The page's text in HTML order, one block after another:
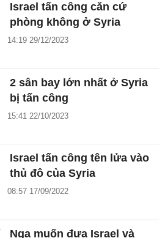
Israel tấn công căn cứ
phòng không ở Syria
14:19 29/12/2023
2 sân bay lớn nhất ở Syria
bị tấn công
15:41 22/10/2023
Israel tấn công tên lửa vào
thủ đô của Syria
08:57 17/09/2022
Nga muốn đưa Israel và